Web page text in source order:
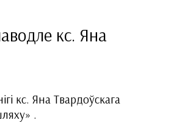
кс. Яна
кс. Яна Твардоўскага
.